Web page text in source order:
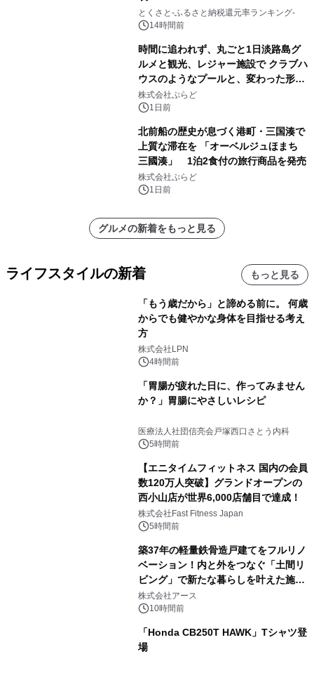
とくさと-ふるさと納税還元率ランキング-
14時間前
時間に追われず、丸ごと1日淡路島グ
ルメと観光、レジャー施設で クラブハ
ウスのようなプールと、変わった形の
サウナも 「THE BOXY AWAJI」のお
得な素泊まり連泊プランで
株式会社ぷらど
1日前
北前船の歴史が息づく港町・三国湊で
上質な滞在を 「オーベルジュほまち
三國湊」 1泊2食付の旅行商品を発売
株式会社ぷらど
1日前
グルメの新着をもっと見る
ライフスタイルの新着 もっと見る
「もう歳だから」と諦める前に。 何歳
からでも健やかな身体を目指せる考え
方
株式会社LPN
4時間前
「胃腸が疲れた日に、作ってみません
か？」胃腸にやさしいレシピ
医療法人社団信亮会戸塚西口さとう内科
5時間前
【エニタイムフィットネス 国内の会員
数120万人突破】グランドオープンの
西小山店が世界6,000店舗目で達成！
株式会社Fast Fitness Japan
5時間前
築37年の軽量鉄骨造戸建てをフルリノ
ベーション！内と外をつなぐ「土間リ
ビング」で新たな暮らしを叶えた施工
事例を株式会社アースが公開
株式会社アース
10時間前
「Honda CB250T HAWK」Tシャツ登
場